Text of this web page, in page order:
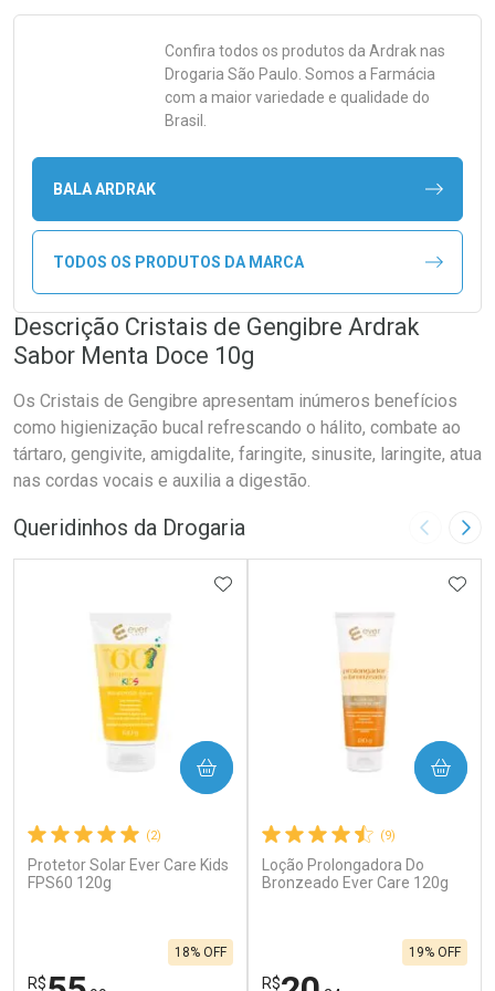
Confira todos os produtos da Ardrak nas
Drogaria São Paulo. Somos a Farmácia
com a maior variedade e qualidade do
Brasil.
BALA ARDRAK
TODOS OS PRODUTOS DA MARCA
Descrição Cristais de Gengibre Ardrak
Sabor Menta Doce 10g
Os Cristais de Gengibre apresentam inúmeros benefícios
como higienização bucal refrescando o hálito, combate ao
tártaro, gengivite, amigdalite, faringite, sinusite, laringite, atua
nas cordas vocais e auxilia a digestão.
Queridinhos da Drogaria Imagem
(2)
Protetor Solar Ever Care Kids
FPS60 120g
R$
18% OFF
ADICIONAR AOS FAVORITOS
COMPRAR
(9)
Loção Prolongadora Do
Bronzeado Ever Care 120g
R$
19% OFF
COMPRAR